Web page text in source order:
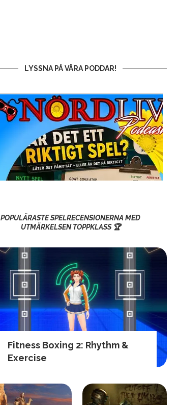
LYSSNA PÅ VÅRA PODDAR!
POPULÄRASTE SPELRECENSIONERNA MED
UTMÄRKELSEN TOPPKLASS 🏆
Fitness Boxing 2: Rhythm &
Exercise